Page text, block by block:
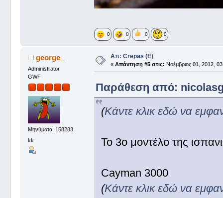
0 0 0 0
george_
Administrator
GWF
Μηνύματα: 158283
kk
Απ: Crepas (E)
« Απάντηση #5 στις: Νοέμβριος 01, 2012,
Παράθεση από: nicolasg
(Κάντε κλικ εδώ να
To 3o μοντέλο της
Cayman 3000
(Κάντε κλικ εδώ να